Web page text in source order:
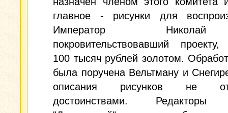
главное - рисунки для
Император
покровительствовавший
100 тысяч рублей золотом.
была поручена Вельтману и
описания рисунков не
достоинствами. Редакторы